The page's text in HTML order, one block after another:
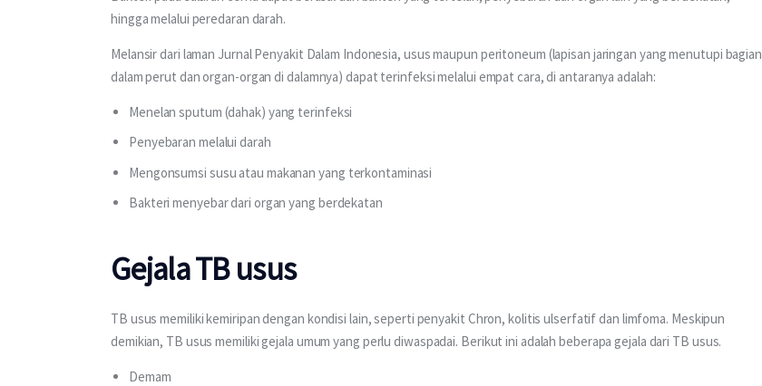
hingga melalui peredaran darah.
Melansir dari laman Jurnal Penyakit Dalam Indonesia, usus maupun peritoneum (lapisan jaringan yang menutupi bagian
dalam perut dan organ-organ di dalamnya) dapat terinfeksi melalui empat cara, di antaranya adalah:
Menelan sputum (dahak) yang terinfeksi
Penyebaran melalui darah
Mengonsumsi susu atau makanan yang terkontaminasi
Bakteri menyebar dari organ yang berdekatan
Gejala TB usus
TB usus memiliki kemiripan dengan kondisi lain, seperti penyakit Chron, kolitis ulserfatif dan limfoma. Meskipun
demikian, TB usus memiliki gejala umum yang perlu diwaspadai. Berikut ini adalah beberapa gejala dari TB usus.
Demam